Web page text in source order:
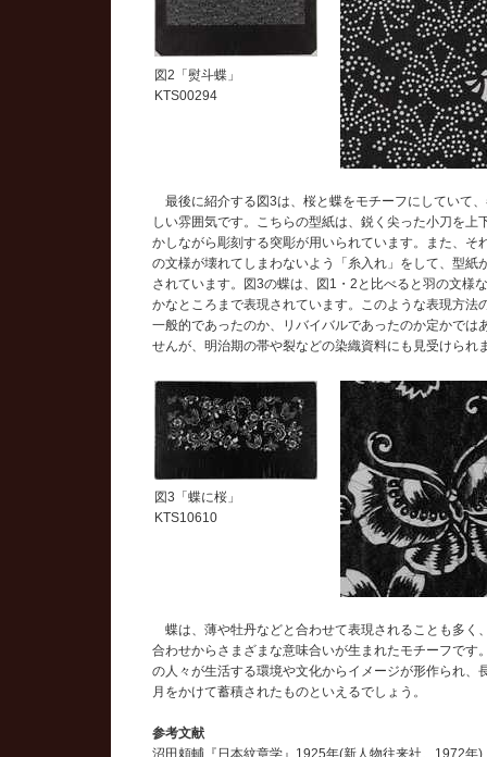
図2「熨斗蝶」
KTS00294
最後に紹介する図3は、桜と蝶をモチーフにしていて
しい雰囲気です。こちらの型紙は、鋭く尖った小刀を上
かしながら彫刻する突彫が用いられています。また、そ
の文様が壊れてしまわないよう「糸入れ」をして、型紙
されています。図3の蝶は、図1・2と比べると羽の文様
かなところまで表現されています。このような表現方法
一般的であったのか、リバイバルであったのか定かでは
せんが、明治期の帯や裂などの染織資料にも見受けられ
図3「蝶に桜」
KTS10610
蝶は、薄や牡丹などと合わせて表現されることも多く
合わせからさまざまな意味合いが生まれたモチーフです
の人々が生活する環境や文化からイメージが形作られ、
月をかけて蓄積されたものといえるでしょう。
参考文献
沼田頼輔『日本紋章学』1925年(新人物往来社、1972年)